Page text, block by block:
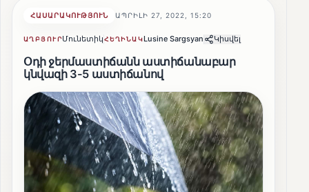
ՀԱՍԱՐԱԿՈՒԹՅՈՒՆ ԱՊՐԻԼԻ 27, 2022, 15:20
ԱՂԲՅՈՒՐՄունետիկՀԵՂԻՆԱԿLusine Sargsyan Կիսվել
Օդի ջերմաստիճանն աստիճանաբար
կնվազի 3-5 աստիճանով